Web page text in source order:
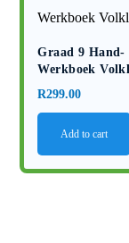
Graad 9 Hand-
Werkboek
R299.00
Add to cart